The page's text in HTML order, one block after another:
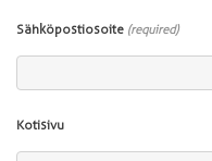
Sähköpostiosoite (required)
Kotisivu